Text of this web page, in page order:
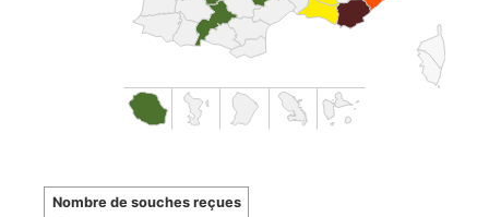
Nombre de souches reçues